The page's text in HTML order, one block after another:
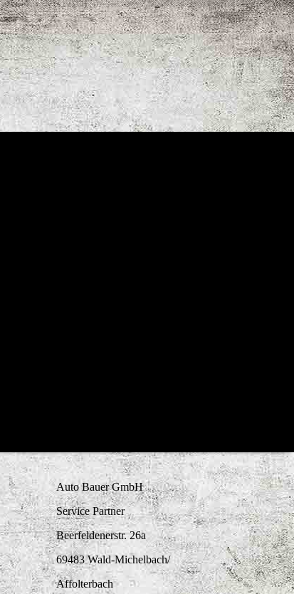
Auto Bauer GmbH
Service Partner
Beerfeldenerstr. 26a
69483 Wald-Michelbach/
Affolterbach